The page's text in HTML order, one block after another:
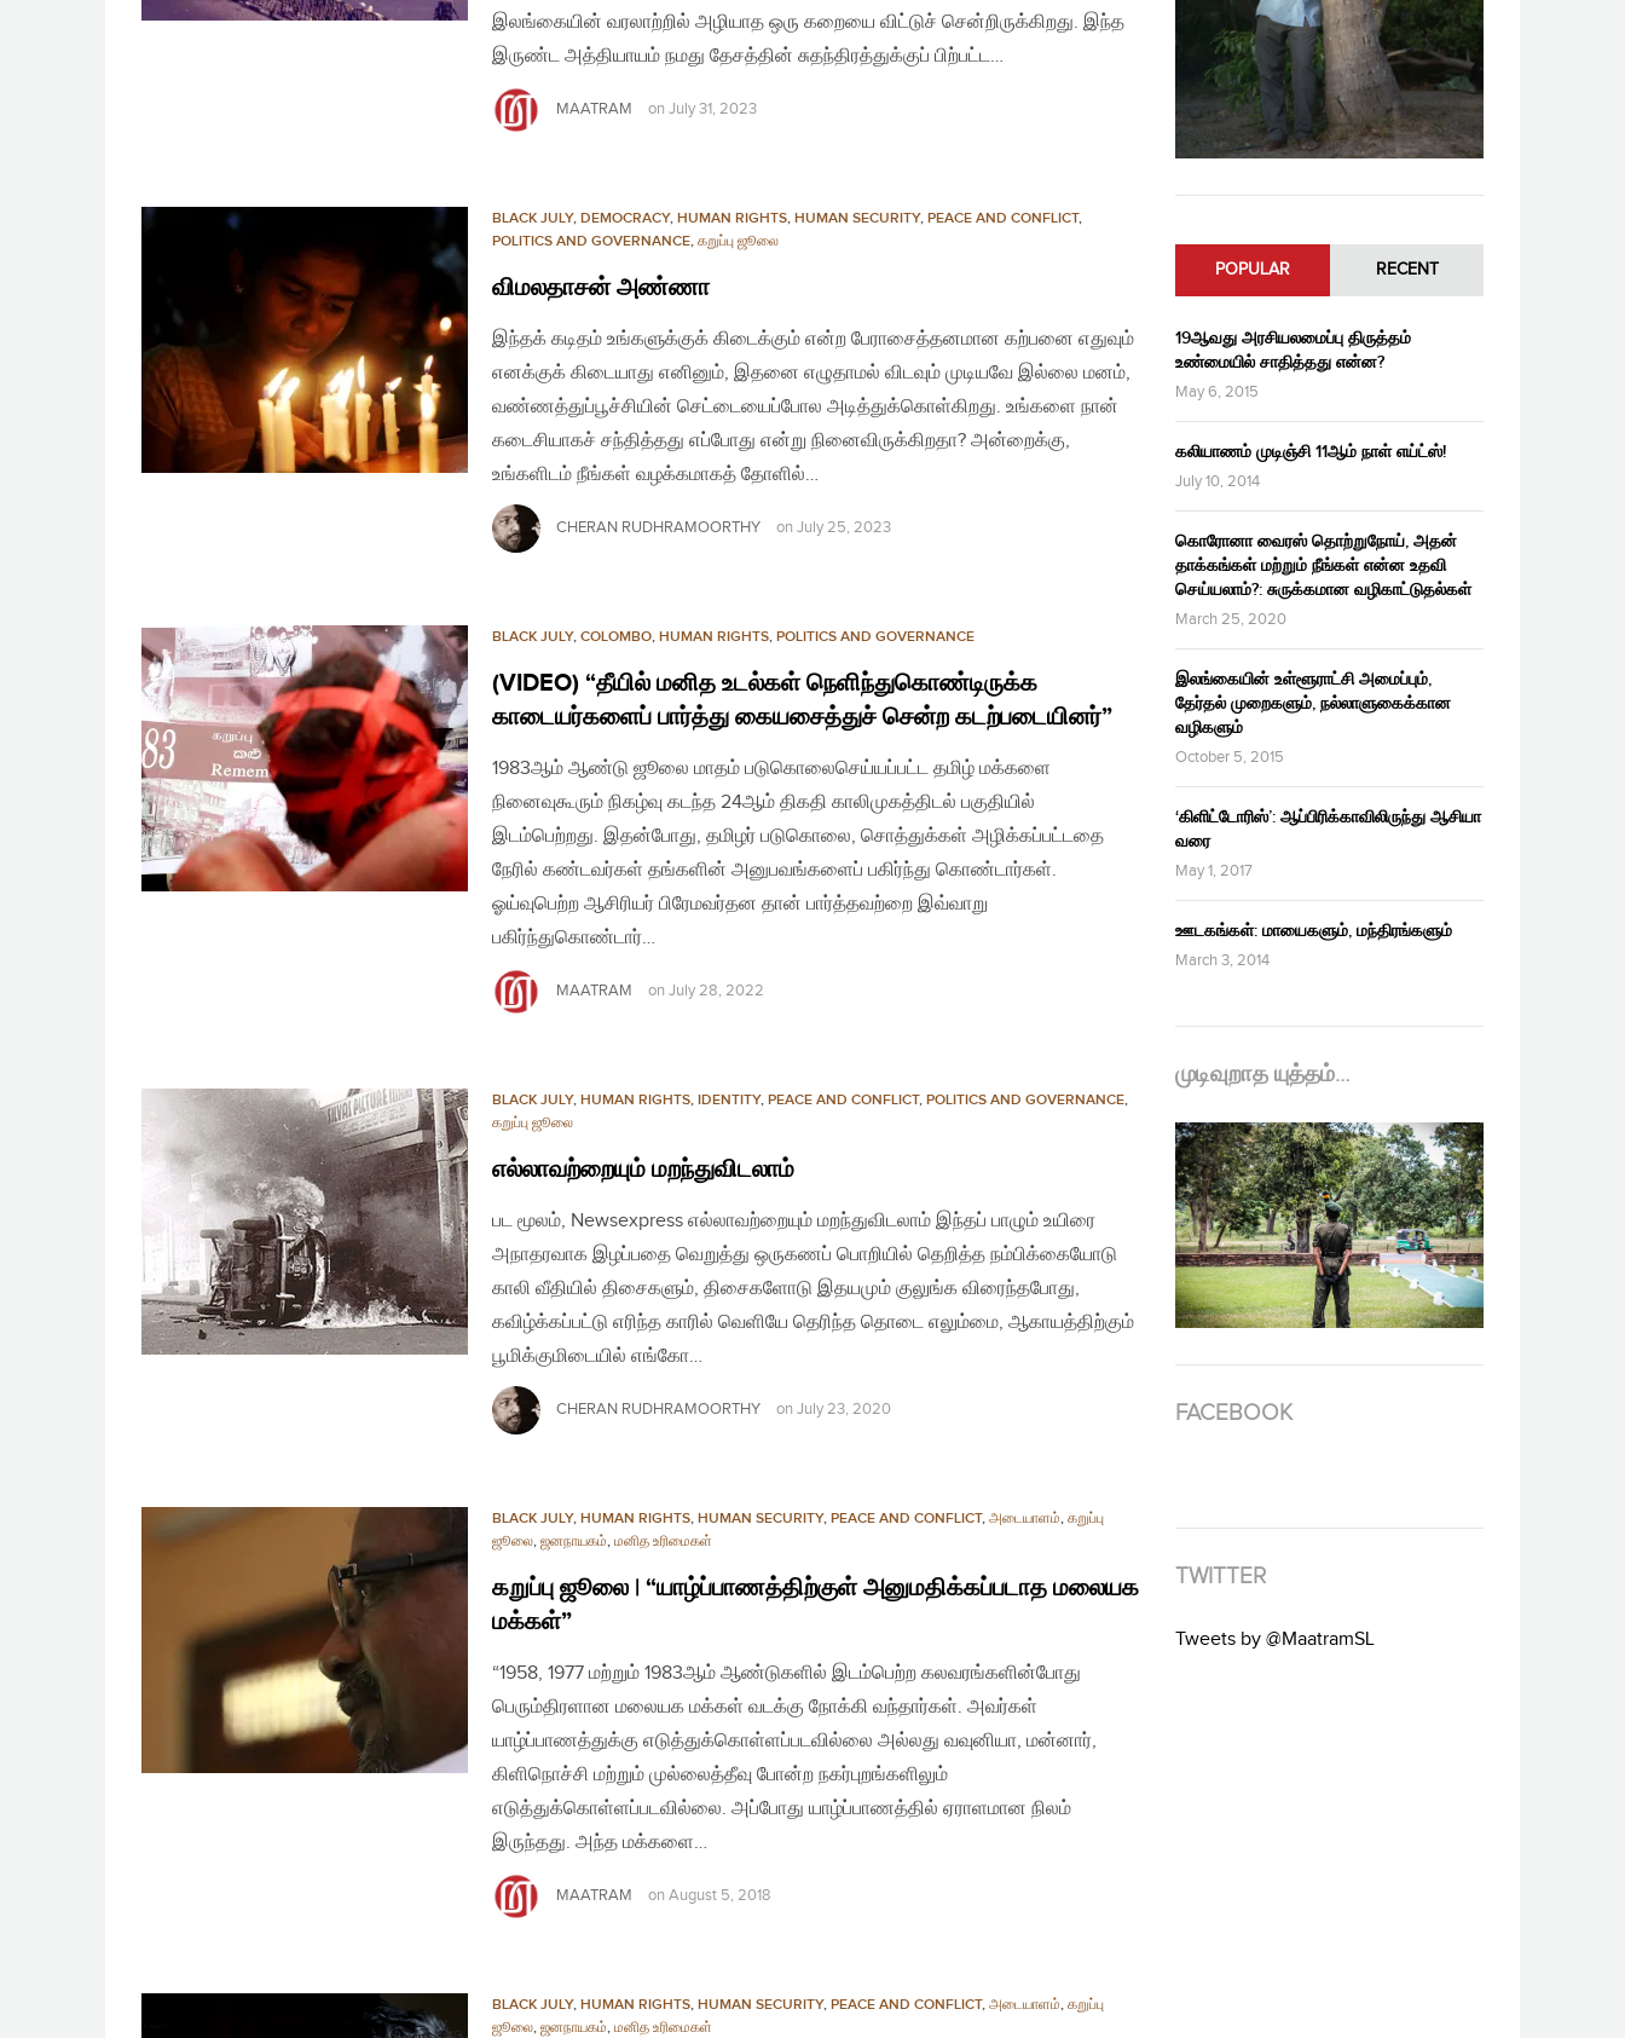
இலங்கையின் வரலாற்றில் அழியாத ஒரு கறையை விட்டுச் சென்றிருக்கிறது. இந்த
இருண்ட அத்தியாயம் நமது தேசத்தின் சுதந்திரத்துக்குப் பிற்பட்ட…
MAATRAM on July 31, 2023
BLACK JULY, DEMOCRACY, HUMAN RIGHTS, HUMAN SECURITY, PEACE AND CONFLICT,
POLITICS AND GOVERNANCE, கறுப்பு ஜூலை
விமலதாசன் அண்ணா
இந்தக் கடிதம் உங்களுக்குக் கிடைக்கும் என்ற பேராசைத்தனமான கற்பனை எதுவும்
எனக்குக் கிடையாது எனினும், இதனை எழுதாமல் விடவும் முடியவே இல்லை மனம்,
வண்ணத்துப்பூச்சியின் செட்டையைப்போல அடித்துக்கொள்கிறது. உங்களை நான்
கடைசியாகச் சந்தித்தது எப்போது என்று நினைவிருக்கிறதா? அன்றைக்கு,
உங்களிடம் நீங்கள் வழக்கமாகத் தோளில்…
CHERAN RUDHRAMOORTHY on July 25, 2023
BLACK JULY, COLOMBO, HUMAN RIGHTS, POLITICS AND GOVERNANCE
(VIDEO) “தீயில் மனித உடல்கள் நெளிந்துகொண்டிருக்க
காடையர்களைப் பார்த்து கையசைத்துச் சென்ற கடற்படையினர்”
1983ஆம் ஆண்டு ஜூலை மாதம் படுகொலைசெய்யப்பட்ட தமிழ் மக்களை
நினைவுகூரும் நிகழ்வு கடந்த 24ஆம் திகதி காலிமுகத்திடல் பகுதியில்
இடம்பெற்றது. இதன்போது, தமிழர் படுகொலை, சொத்துக்கள் அழிக்கப்பட்டதை​
நேரில் கண்டவர்கள் தங்களின் அனுபவங்களைப் பகிர்ந்து கொண்டார்கள்.
ஓய்வுபெற்ற ஆசிரியர் பிரேமவர்தன தான் பார்த்தவற்றை இவ்வாறு
பகிர்ந்துகொண்டார்…
MAATRAM on July 28, 2022
BLACK JULY, HUMAN RIGHTS, IDENTITY, PEACE AND CONFLICT, POLITICS AND GOVERNANCE,
கறுப்பு ஜூலை
எல்லாவற்றையும் மறந்துவிடலாம்
பட மூலம், Newsexpress எல்லாவற்றையும் மறந்துவிடலாம் இந்தப் பாழும் உயிரை
அநாதரவாக இழப்பதை வெறுத்து ஒருகணப் பொறியில் தெறித்த நம்பிக்கையோடு
காலி வீதியில் திசைகளும், திசைகளோடு இதயமும் குலுங்க விரைந்தபோது,
கவிழ்க்கப்பட்டு எரிந்த காரில் வெளியே தெரிந்த தொடை எலும்மை, ஆகாயத்திற்கும்
பூமிக்குமிடையில் எங்கோ…
CHERAN RUDHRAMOORTHY on July 23, 2020
BLACK JULY, HUMAN RIGHTS, HUMAN SECURITY, PEACE AND CONFLICT, அடையாளம், கறுப்பு
ஜூலை, ஜனநாயகம், மனித உரிமைகள்
கறுப்பு ஜூலை | “யாழ்ப்பாணத்திற்குள் அனுமதிக்கப்படாத மலையக
மக்கள்”
“1958, 1977 மற்றும் 1983ஆம் ஆண்டுகளில் இடம்பெற்ற கலவரங்களின்போது
பெரும்திரளான மலையக மக்கள் வடக்கு நோக்கி வந்தார்கள். அவர்கள்
யாழ்ப்பாணத்துக்கு எடுத்துக்கொள்ளப்படவில்லை அல்லது வவுனியா, மன்னார்,
கிளிநொச்சி மற்றும் முல்லைத்தீவு போன்ற நகர்புறங்களிலும்
எடுத்துக்கொள்ளப்படவில்லை. அப்போது யாழ்ப்பாணத்தில் ஏராளமான நிலம்
இருந்தது. அந்த மக்களை…
MAATRAM on August 5, 2018
BLACK JULY, HUMAN RIGHTS, HUMAN SECURITY, PEACE AND CONFLICT, அடையாளம், கறுப்பு
ஜூலை, ஜனநாயகம், மனித உரிமைகள்
POPULAR RECENT
19ஆவது அரசியலமைப்பு திருத்தம்
உண்மையில் சாதித்தது என்ன?
May 6, 2015
கலியாணம் முடிஞ்சி 11ஆம் நாள் எய்ட்ஸ்!
July 10, 2014
கொரோனா வைரஸ் தொற்றுநோய், அதன்
தாக்கங்கள் மற்றும் நீங்கள் என்ன உதவி
செய்யலாம்?: சுருக்கமான வழிகாட்டுதல்கள்
March 25, 2020
இலங்கையின் உள்ளூராட்சி அமைப்பும்,
தேர்தல் முறைகளும், நல்லாளுகைக்கான
வழிகளும்
October 5, 2015
‘கிளிட்டோரிஸ்’: ஆப்பிரிக்காவிலிருந்து ஆசியா
வரை
May 1, 2017
ஊடகங்கள்: மாயைகளும், மந்திரங்களும்
March 3, 2014
முடிவுறாத யுத்தம்…
FACEBOOK
TWITTER
Tweets by @MaatramSL